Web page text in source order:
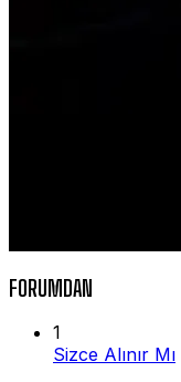
FORUMDAN
1
Sizce Alınır Mı